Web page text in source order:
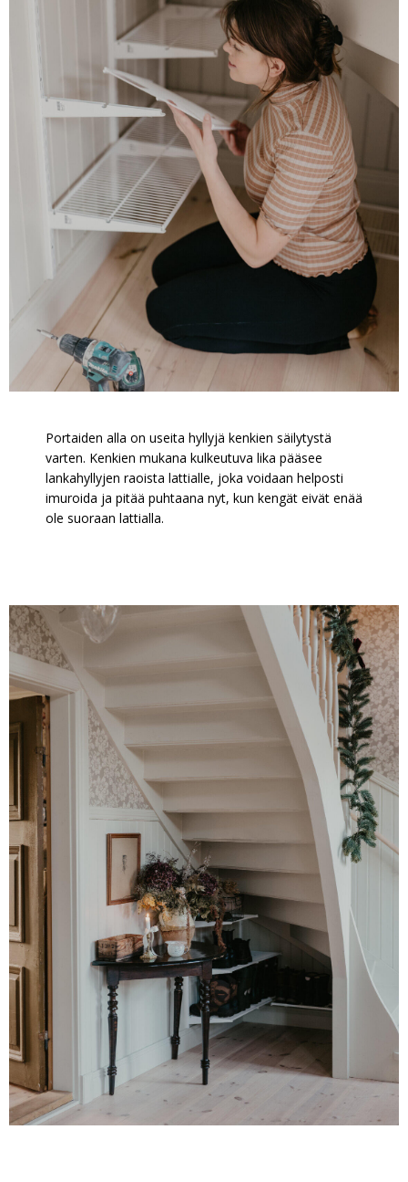
Portaiden alla on useita hyllyjä kenkien säilytystä
varten. Kenkien mukana kulkeutuva lika pääsee
lankahyllyjen raoista lattialle, joka voidaan helposti
imuroida ja pitää puhtaana nyt, kun kengät eivät enää
ole suoraan lattialla.